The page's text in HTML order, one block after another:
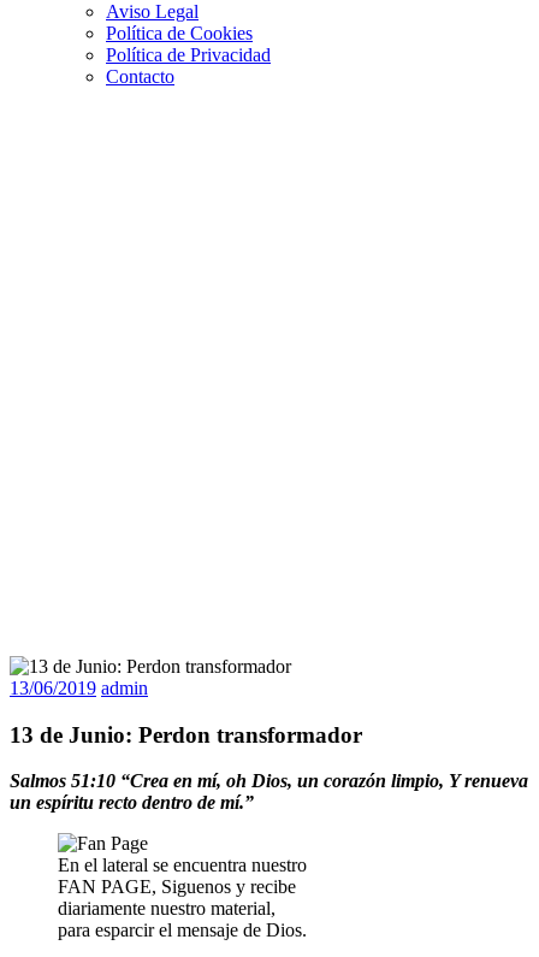
Aviso Legal
Política de Cookies
Política de Privacidad
Contacto
13/06/2019 admin
13 de Junio: Perdon transformador
Salmos 51:10 “Crea en mí, oh Dios, un corazón limpio, Y renueva
un espíritu recto dentro de mí.”
En el lateral se encuentra nuestro
FAN PAGE, Siguenos y recibe
diariamente nuestro material,
para esparcir el mensaje de Dios.